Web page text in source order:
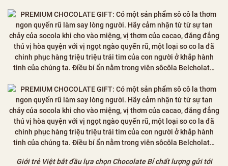
Giới trẻ Việt bắt đầu lựa chọn Chocolate Bỉ chất lượng gửi tới